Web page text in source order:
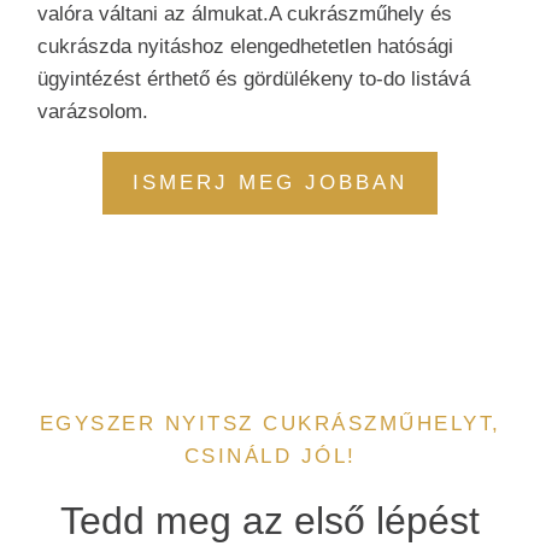
valóra váltani az álmukat.A cukrászműhely és
cukrászda nyitáshoz elengedhetetlen hatósági
ügyintézést érthető és gördülékeny to-do listává
varázsolom.
ISMERJ MEG JOBBAN
EGYSZER NYITSZ CUKRÁSZMŰHELYT,
CSINÁLD JÓL!
Tedd meg az első lépést